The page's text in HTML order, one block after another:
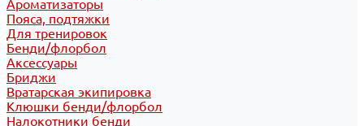
Ароматизаторы
Пояса, подтяжки
Для тренировок
Бенди/флорбол
Аксессуары
Бриджи
Вратарская экипировка
Клюшки бенди/флорбол
Налокотники бенди